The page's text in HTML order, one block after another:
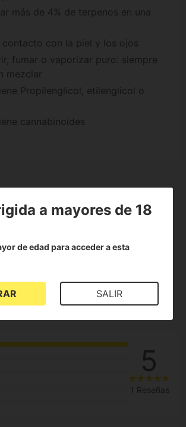
más de 4% de terpenos en una
contacto con la piel y los ojos
fumar o vaporizar puro: siempre
mezclar
Propilenglicol, etilenglicol o
cannabinoides
de Cali Terpenes
Cali Terpenes
5
1 Reseñas
a mayores de 18
de edad para acceder a esta
SALIR